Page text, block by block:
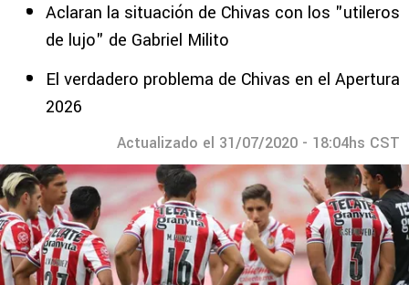
Aclaran la situación de Chivas con los "utileros
de lujo" de Gabriel Milito
El verdadero problema de Chivas en el Apertura
2026
Actualizado el 31/07/2020 - 18:04hs CST